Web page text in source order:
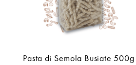
Pasta di Semola Busiate 500g